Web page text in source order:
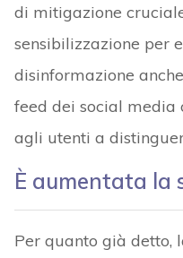
di mitigazione
sensibilizzazione per
disinformazione
feed dei social media
agli utenti a
È aumentata la
Per quanto già detto,